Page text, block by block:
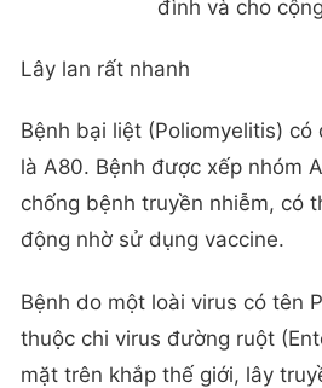
đình và cho
Lây lan rất nhanh
Bệnh bại liệt (Poliomyelitis)
là A80. Bệnh được xếp nhóm
chống bệnh truyền nhiễm, có
động nhờ sử dụng vaccine.
Bệnh do một loài virus có tên
thuộc chi virus đường ruột
mặt trên khắp thế giới, lây